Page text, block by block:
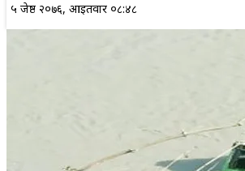
५ जेष्ठ २०७६, आईतवार ०८:४८